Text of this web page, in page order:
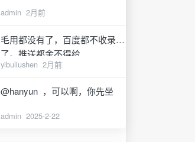
admin 2月前
毛用都没有了，百度都不收录
了。推送都舍不得给
yibuliushen 2月前
@hanyun ，可以啊，你先坐
admin 2025-2-22